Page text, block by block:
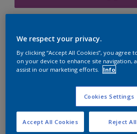
er hard aan om de voorraad aan te
We respect your privacy.
By clicking “Accept All Cookies”, you
on your device to enhance site navigation,
assist in our marketing efforts.
Info
Cookies Settings
Reject All
Accept All Cookies